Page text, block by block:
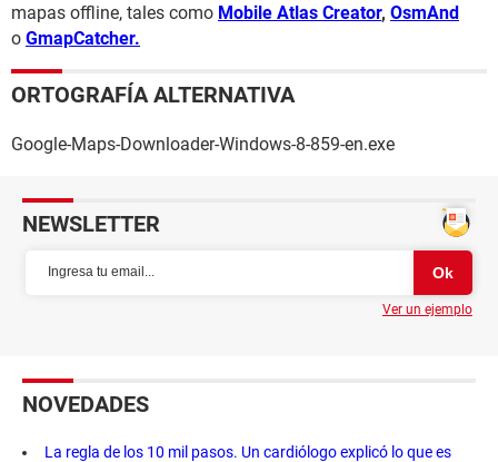
mapas offline, tales como Mobile Atlas Creator, OsmAnd
o GmapCatcher.
ORTOGRAFÍA ALTERNATIVA
Google-Maps-Downloader-Windows-8-859-en.exe
NEWSLETTER
Ver un ejemplo
NOVEDADES
La regla de los 10 mil pasos. Un cardiólogo explicó lo que es